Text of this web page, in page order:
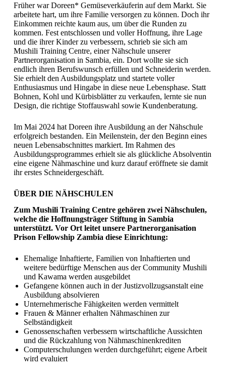
Früher war Doreen* Gemüseverkäuferin auf dem Markt. Sie
arbeitete hart, um ihre Familie versorgen zu können. Doch ihr
Einkommen reichte kaum aus, um über die Runden zu
kommen. Fest entschlossen und voller Hoffnung, ihre Lage
und die ihrer Kinder zu verbessern, schrieb sie sich am
Mushili Training Centre, einer Nähschule unserer
Partnerorganisation in Sambia, ein. Dort wollte sie sich
endlich ihren Berufswunsch erfüllen und Schneiderin werden.
Sie erhielt den Ausbildungsplatz und startete voller
Enthusiasmus und Hingabe in diese neue Lebensphase. Statt
Bohnen, Kohl und Kürbisblätter zu verkaufen, lernte sie nun
Design, die richtige Stoffauswahl sowie Kundenberatung.
Im Mai 2024 hat Doreen ihre Ausbildung an der Nähschule
erfolgreich bestanden. Ein Meilenstein, der den Beginn eines
neuen Lebensabschnittes markiert. Im Rahmen des
Ausbildungsprogrammes erhielt sie als glückliche Absolventin
eine eigene Nähmaschine und kurz darauf eröffnete sie damit
ihr erstes Schneidergeschäft.
ÜBER DIE NÄH­SCHU­LEN
Zum Mushili Training Centre gehören zwei Nähschulen,
welche die Hoffnungsträger Stiftung in Sambia
unterstützt. Vor Ort leitet unsere Partnerorganisation
Prison Fellowship Zambia diese Einrichtung:
Ehemalige Inhaftierte, Familien von Inhaftierten und
weitere bedürftige Menschen aus der Community Mushili
und Kawama werden ausgebildet
Gefangene können auch in der Justizvollzugsanstalt eine
Ausbildung absolvieren
Unternehmerische Fähigkeiten werden vermittelt
Frauen & Männer erhalten Nähmaschinen zur
Selbständigkeit
Genossenschaften verbessern wirtschaftliche Aussichten
und die Rückzahlung von Nähmaschinenkrediten
Computerschulungen werden durchgeführt; eigene Arbeit
wird evaluiert